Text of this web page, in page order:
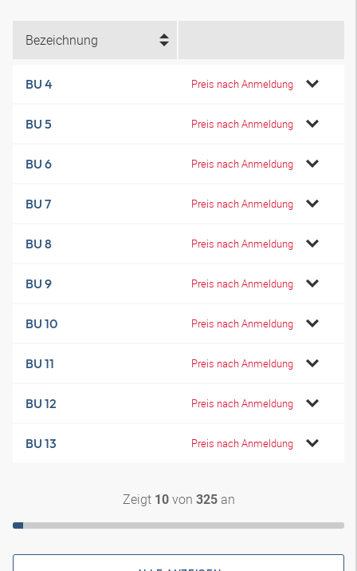
Bezeichnung
BU 4 Preis nach Anmeldung
BU 5 Preis nach Anmeldung
BU 6 Preis nach Anmeldung
BU 7 Preis nach Anmeldung
BU 8 Preis nach Anmeldung
BU 9 Preis nach Anmeldung
BU 10 Preis nach Anmeldung
BU 11 Preis nach Anmeldung
BU 12 Preis nach Anmeldung
BU 13 Preis nach Anmeldung
Zeigt 10von 325an